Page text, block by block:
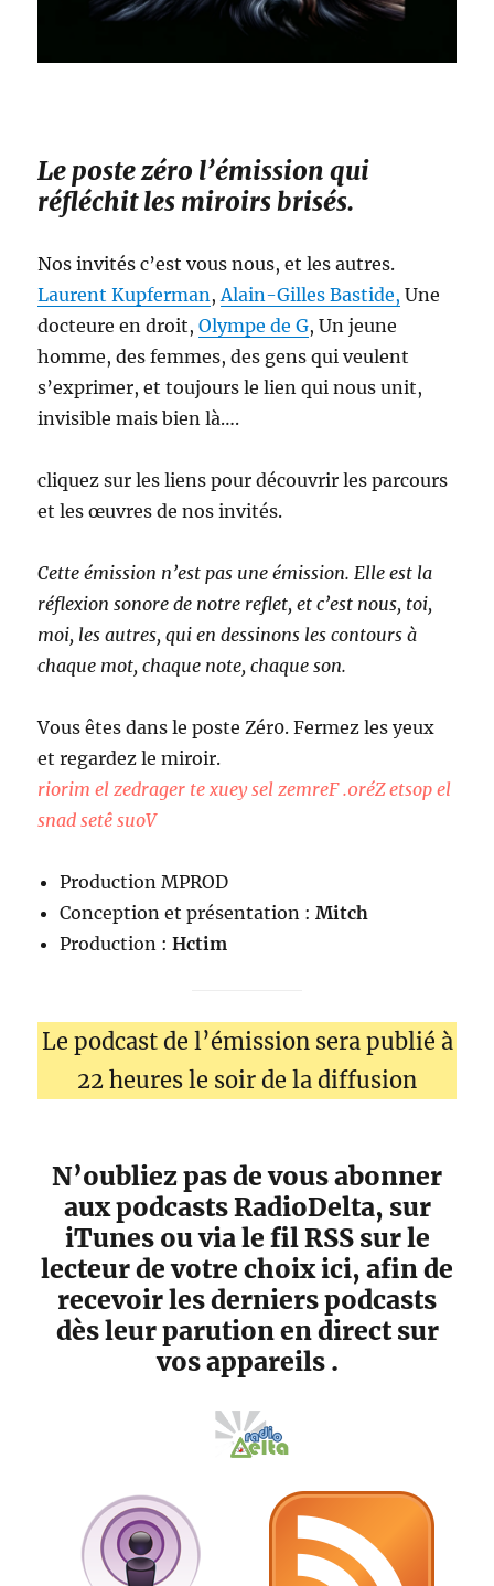
Le poste zéro l’émission qui
réfléchit les miroirs brisés.
Nos invités c’est vous nous, et les autres.
Laurent Kupferman,Alain-Gilles Bastide, Une
docteure en droit,Olympe de G, Un jeune
homme, des femmes, des gens qui veulent
s’exprimer, et toujours le lien qui nous unit,
invisible mais bien là….
cliquez sur les liens pour découvrir les parcours
et les œuvres de nos invités.
Cette émission n’est pas une émission. Elle est la
réflexion sonore de notre reflet, et c’est nous, toi,
moi, les autres, qui en dessinons les contours à
chaque mot, chaque note, chaque son.
Vous êtes dans le poste Zér0. Fermez les yeux
et regardez le miroir.
riorim el zedrager te xuey sel zemreF .0réZ etsop el
snad setê suoV
Production MPROD
Conception et présentation :Mitch
Production :Hctim
Le podcast de l’émission sera publié à
22 heures le soir de la diffusion
N’oubliez pas de vous abonner
aux podcasts RadioDelta, sur
iTunes ou via le fil RSS sur le
lecteur de votre choix ici, afin de
recevoir les derniers podcasts
dès leur parution en direct sur
vos appareils .